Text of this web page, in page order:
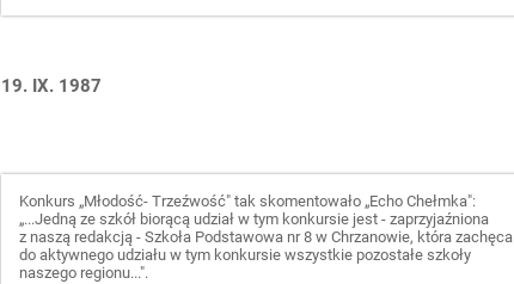
19. IX. 1987
Konkurs „Młodość- Trzeźwość" tak skomentowało „Echo Chełmka":
„...Jedną ze szkół biorącą udział w tym konkursie jest - zaprzyjaźniona
z naszą redakcją - Szkoła Podstawowa nr 8 w Chrzanowie, która zachęca
do aktywnego udziału w tym konkursie wszystkie pozostałe szkoły
naszego regionu...".